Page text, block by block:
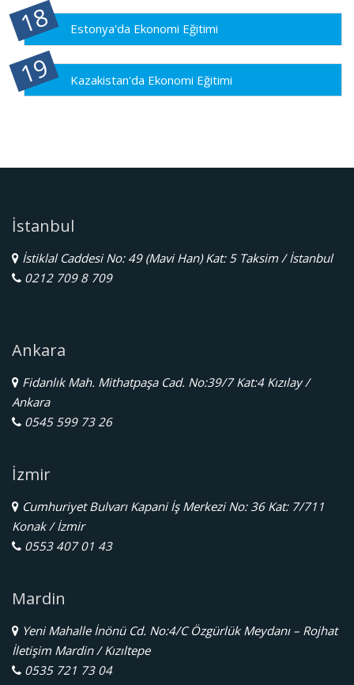
Estonya'da Ekonomi Eğitimi
Kazakistan'da Ekonomi Eğitimi
İstanbul
İstiklal Caddesi No: 49 (Mavi Han) Kat: 5 Taksim / İstanbul
0212 709 8 709
Ankara
Fidanlık Mah. Mithatpaşa Cad. No:39/7 Kat:4 Kızılay /
Ankara
0545 599 73 26
İzmir
Cumhuriyet Bulvarı Kapani İş Merkezi No: 36 Kat: 7/711
Konak / İzmir
0553 407 01 43
Mardin
Yeni Mahalle İnönü Cd. No:4/C Özgürlük Meydanı – Rojhat
İletişim Mardin / Kızıltepe
0535 721 73 04